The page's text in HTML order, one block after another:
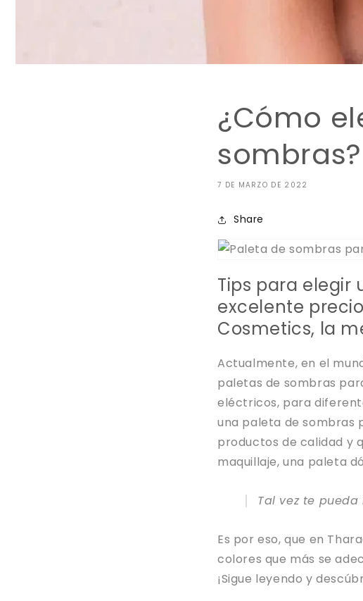
¿Cómo
sombras?
7 DE MARZO DE 2022
Share
Tips para elegir
excelente
Cosmetics, la
Actualmente, en el
paletas de sombras
eléctricos, para
una paleta de sombras
productos de calidad y
maquillaje, una paleta
Tal vez te pueda
Es por eso, que en
colores que más se
¡Sigue leyendo y